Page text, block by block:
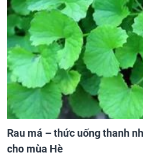
Rau má – thức uống thanh
cho mùa Hè